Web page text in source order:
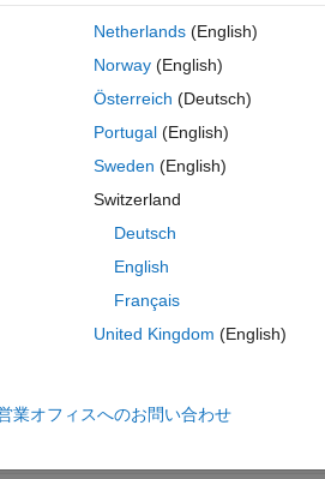
in: 0 投票
it is the cheepest way.
that only swaps are allowed,
'DeleteCost',inf,'SubstituteCost'
Netherlands(English)
Norway(English)
Österreich (Deutsch)
Portugal(English)
Sweden (English)
Switzerland
Deutsch
English
Français
United Kingdom (English)
業オフィスへのお問い合わせ